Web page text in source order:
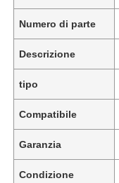
Numero di parte
Descrizione
tipo
Compatibile
Garanzia
Condizione